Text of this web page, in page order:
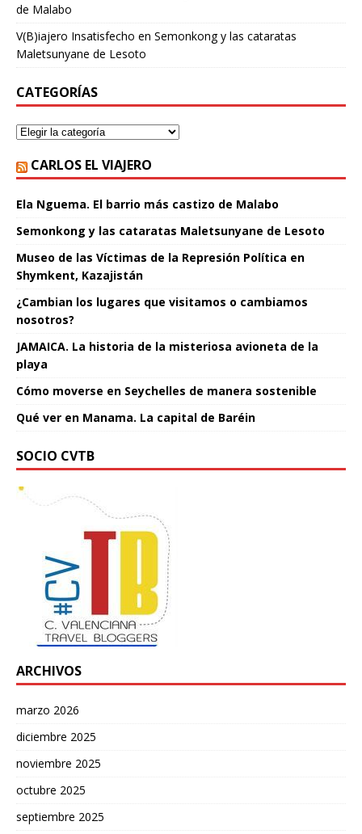
de Malabo
V(B)iajero Insatisfecho en Semonkong y las cataratas
Maletsunyane de Lesoto
CATEGORÍAS
CARLOS EL VIAJERO
Ela Nguema. El barrio más castizo de Malabo
Semonkong y las cataratas Maletsunyane de Lesoto
Museo de las Víctimas de la Represión Política en
Shymkent, Kazajistán
¿Cambian los lugares que visitamos o cambiamos
nosotros?
JAMAICA. La historia de la misteriosa avioneta de la
playa
Cómo moverse en Seychelles de manera sostenible
Qué ver en Manama. La capital de Baréin
SOCIO CVTB
ARCHIVOS
marzo 2026
diciembre 2025
noviembre 2025
octubre 2025
septiembre 2025